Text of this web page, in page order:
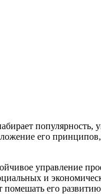
его
управление
и
помешать его